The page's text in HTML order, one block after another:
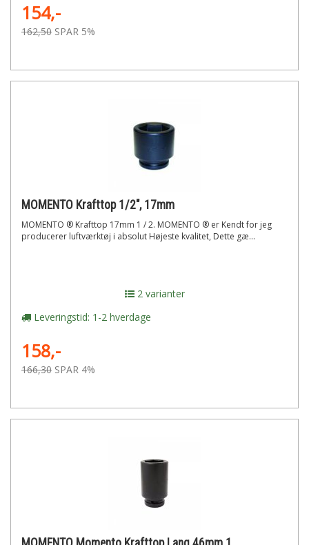
154,-
162,50 SPAR 5%
MOMENTO Krafttop 1/2", 17mm
MOMENTO ® Krafttop 17mm 1 / 2. MOMENTO ® er Kendt for jeg
producerer luftværktøj i absolut Højeste kvalitet, Dette gæ...
2 varianter
Leveringstid: 1-2 hverdage
158,-
166,30 SPAR 4%